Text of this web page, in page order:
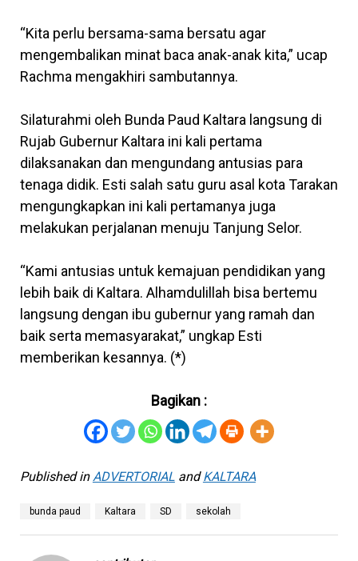
“Kita perlu bersama-sama bersatu agar
mengembalikan minat baca anak-anak kita,” ucap
Rachma mengakhiri sambutannya.
Silaturahmi oleh Bunda Paud Kaltara langsung di
Rujab Gubernur Kaltara ini kali pertama
dilaksanakan dan mengundang antusias para
tenaga didik. Esti salah satu guru asal kota Tarakan
mengungkapkan ini kali pertamanya juga
melakukan perjalanan menuju Tanjung Selor.
“Kami antusias untuk kemajuan pendidikan yang
lebih baik di Kaltara. Alhamdulillah bisa bertemu
langsung dengan ibu gubernur yang ramah dan
baik serta memasyarakat,” ungkap Esti
memberikan kesannya. (*)
Bagikan :
Published in ADVERTORIALandKALTARA
bunda paud Kaltara SD sekolah